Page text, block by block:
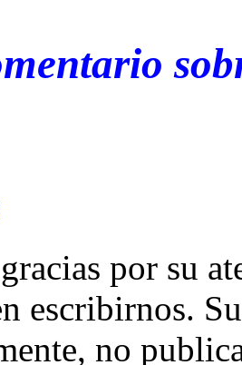
por su
escribirnos.
no